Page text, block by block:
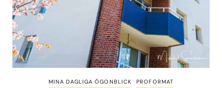
MINA DAGLIGA ÖGONBLICK PROFORMAT